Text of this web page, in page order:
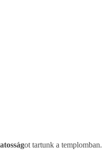
ot tartunk a templomban.